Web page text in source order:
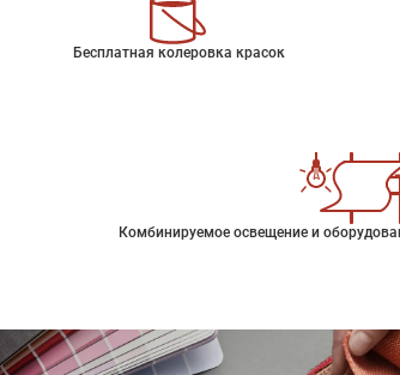
Бесплатная колеровка красок
Комбинируемое освещение и